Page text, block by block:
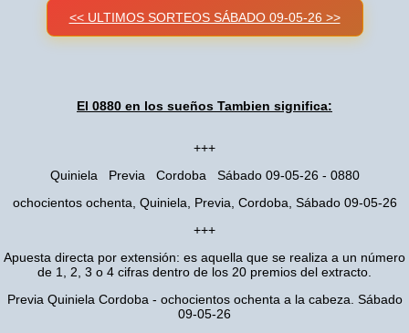
<< ULTIMOS SORTEOS SÁBADO 09-05-26 >>
El 0880 en los sueños Tambien significa:
+++
Quiniela Previa Cordoba Sábado 09-05-26 - 0880
ochocientos ochenta, Quiniela, Previa, Cordoba, Sábado 09-05-26
+++
Apuesta directa por extensión: es aquella que se realiza a un número
de 1, 2, 3 o 4 cifras dentro de los 20 premios del extracto.
Previa Quiniela Cordoba - ochocientos ochenta a la cabeza. Sábado
09-05-26